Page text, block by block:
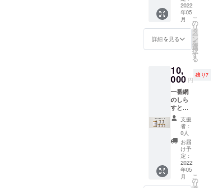
はお早
めにお
召し上
がりく
ださい
※完成次
年5月中
を予
定）随
時配送
いたし
ます
※常温で
発送 ※
賞味期
限： 一
番網の
：約90
日（商
品に記
載）
SEALA
S
CAN：
2024年
4月以降
のもの
（商品
に記
載） ※
開封後
はお早
「SEAL
CAN（
釜揚げ
しらす
のオイ
ル漬
と、一
番網の
しらす
と野菜
の
nokke3
個＋お
礼の
メッ
セージ
のセッ
トで
す。
【備
考】 ※
2022
年05
月
詳細を見る
こ
の
リ
タ
ー
ン
を
選
択
す
る
10,
000 円
残り7
一番網
のしら
すと野
菜
nokke
の6個
セット
＋お礼
のメッ
セージ
をお送
りしま
支援
者：
0人
お届
け予
定：
2022
年05
月
こ
の
リ